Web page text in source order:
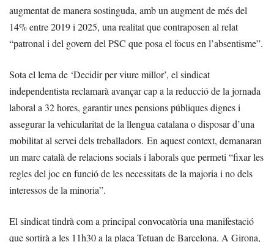
augmentat de manera sostinguda, amb un augment de més del
14% entre 2019 i 2025, una realitat que contraposen al relat
“patronal i del govern del PSC que posa el focus en l’absentisme”.
Sota el lema de ‘Decidir per viure millor’, el sindicat
independentista reclamarà avançar cap a la reducció de la jornada
laboral a 32 hores, garantir unes pensions públiques dignes i
assegurar la vehicularitat de la llengua catalana o disposar d’una
mobilitat al servei dels treballadors. En aquest context, demanaran
un marc català de relacions socials i laborals que permeti “fixar les
regles del joc en funció de les necessitats de la majoria i no dels
interessos de la minoria”.
El sindicat tindrà com a principal convocatòria una manifestació
que sortirà a les 11h30 a la plaça Tetuan de Barcelona. A Girona,